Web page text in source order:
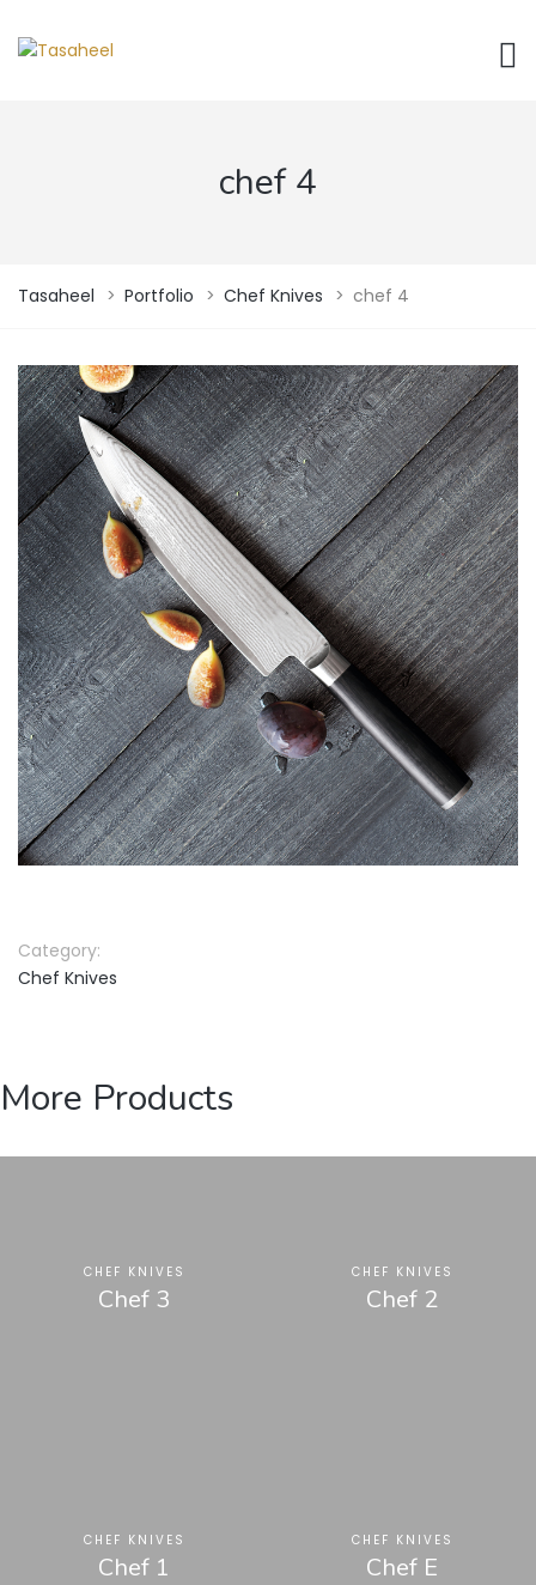
chef 4
Tasaheel > Portfolio > Chef Knives > chef 4
Category:
Chef Knives
More Products
CHEF KNIVES
Chef 3
CHEF KNIVES
Chef 2
CHEF KNIVES
Chef 1
CHEF KNIVES
Chef E